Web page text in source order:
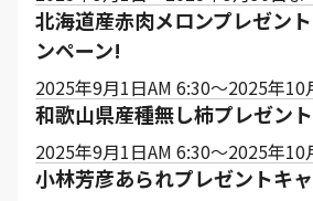
北海道産赤肉メロンプレゼン
ンペーン!
2025年9月1日AM 6:30～2025年10
和歌山県産種無し柿プレゼン
2025年9月1日AM 6:30～2025年10
小林芳彦あられプレゼントキ